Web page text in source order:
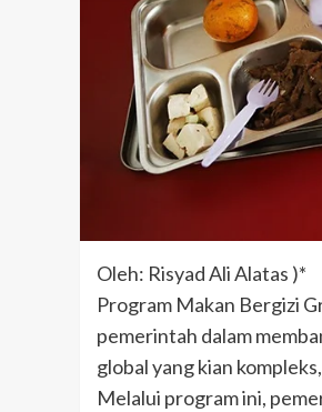
Oleh: Risyad Ali Alatas )*
Program Makan Bergizi
pemerintah dalam
global yang kian
Melalui program ini,